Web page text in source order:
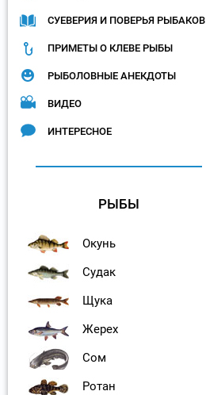
СУЕВЕРИЯ И ПОВЕРЬЯ РЫБАКОВ
ПРИМЕТЫ О КЛЕВЕ РЫБЫ
РЫБОЛОВНЫЕ АНЕКДОТЫ
ВИДЕО
ИНТЕРЕСНОЕ
РЫБЫ
Окунь
Судак
Щука
Жерех
Сом
Ротан